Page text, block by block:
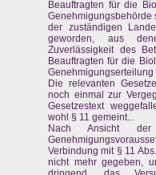
Beauftragten für die
Genehmigungsbehörde
der zuständigen
geworden, aus
Zuverlässigkeit des
Beauftragten für die
Die relevanten
noch einmal zur
Gesetzestext
wohl § 11 gemeint...
Nach Ansicht der
Verbindung mit § 11
nicht mehr gegeben,